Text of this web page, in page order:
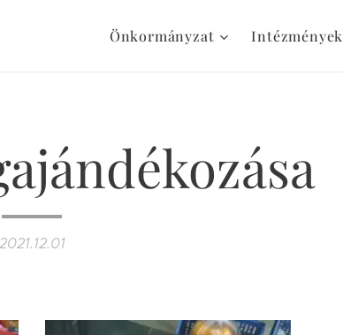
Önkormányzat Intézmények
2021.12.01